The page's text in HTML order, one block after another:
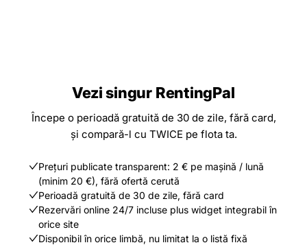
Vezi singur RentingPal
Începe o perioadă gratuită de 30 de zile, fără card,
și compară-l cu TWICE pe flota ta.
Prețuri publicate transparent: 2 € pe mașină / lună
(minim 20 €), fără ofertă cerută
Perioadă gratuită de 30 de zile, fără card
Rezervări online 24/7 incluse plus widget integrabil în
orice site
Disponibil în orice limbă, nu limitat la o listă fixă